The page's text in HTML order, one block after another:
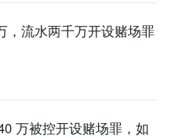
，流水两千万开设赌场罪
万被控开设赌场罪，如